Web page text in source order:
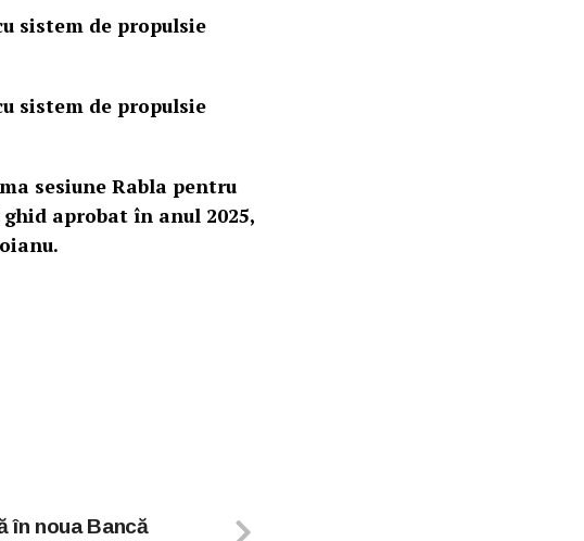
sistem de propulsie
sistem de propulsie
sesiune Rabla pentru
aprobat în anul 2025,
în noua Bancă